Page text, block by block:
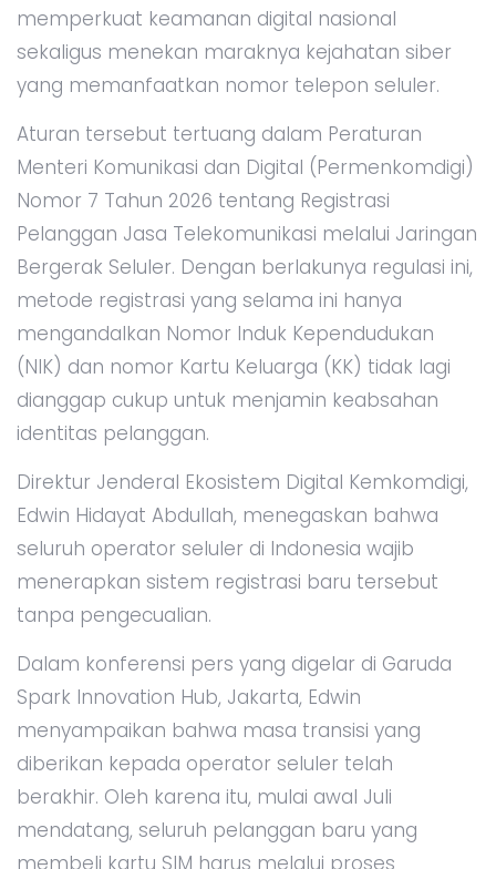
memperkuat keamanan digital nasional
sekaligus menekan maraknya kejahatan siber
yang memanfaatkan nomor telepon seluler.
Aturan tersebut tertuang dalam Peraturan
Menteri Komunikasi dan Digital (Permenkomdigi)
Nomor 7 Tahun 2026 tentang Registrasi
Pelanggan Jasa Telekomunikasi melalui Jaringan
Bergerak Seluler. Dengan berlakunya regulasi ini,
metode registrasi yang selama ini hanya
mengandalkan Nomor Induk Kependudukan
(NIK) dan nomor Kartu Keluarga (KK) tidak lagi
dianggap cukup untuk menjamin keabsahan
identitas pelanggan.
Direktur Jenderal Ekosistem Digital Kemkomdigi,
Edwin Hidayat Abdullah, menegaskan bahwa
seluruh operator seluler di Indonesia wajib
menerapkan sistem registrasi baru tersebut
tanpa pengecualian.
Dalam konferensi pers yang digelar di Garuda
Spark Innovation Hub, Jakarta, Edwin
menyampaikan bahwa masa transisi yang
diberikan kepada operator seluler telah
berakhir. Oleh karena itu, mulai awal Juli
mendatang, seluruh pelanggan baru yang
membeli kartu SIM harus melalui proses